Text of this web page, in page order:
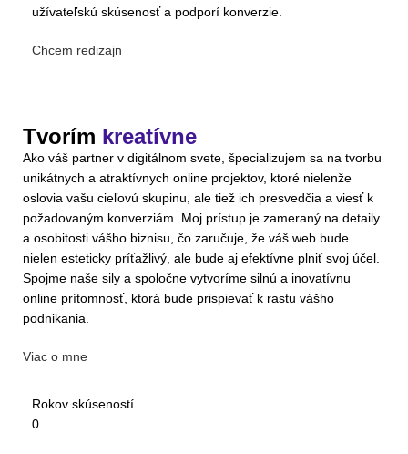
užívateľskú skúsenosť a podporí konverzie.
Chcem redizajn
Tvorím kreatívne
Ako váš partner v digitálnom svete, špecializujem sa na tvorbu
unikátnych a atraktívnych online projektov, ktoré nielenže
oslovia vašu cieľovú skupinu, ale tiež ich presvedčia a viesť k
požadovaným konverziám. Moj prístup je zameraný na detaily
a osobitosti vášho biznisu, čo zaručuje, že váš web bude
nielen esteticky príťažlivý, ale bude aj efektívne plniť svoj účel.
Spojme naše sily a spoločne vytvoríme silnú a inovatívnu
online prítomnosť, ktorá bude prispievať k rastu vášho
podnikania.
Viac o mne
Rokov skúseností
0